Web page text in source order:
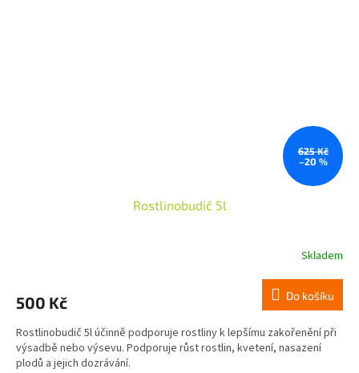
625 Kč
–20 %
Rostlinobudič 5l
Skladem
500 Kč Do košíku
Rostlinobudič 5l účinně podporuje rostliny k lepšímu zakořenění při
výsadbě nebo výsevu. Podporuje růst rostlin, kvetení, nasazení
plodů a jejich dozrávání.